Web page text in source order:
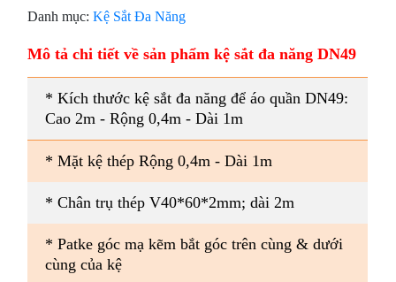
Danh mục:Kệ Sắt Đa Năng
Mô tả chi tiết về sản phẩm kệ sắt đa năng DN49
* Kích thước kệ sắt đa năng để áo quần DN49:
Cao 2m - Rộng 0,4m - Dài 1m
* Mặt kệ thép Rộng 0,4m - Dài 1m
* Chân trụ thép V40*60*2mm; dài 2m
* Patke góc mạ kẽm bắt góc trên cùng & dưới
cùng của kệ